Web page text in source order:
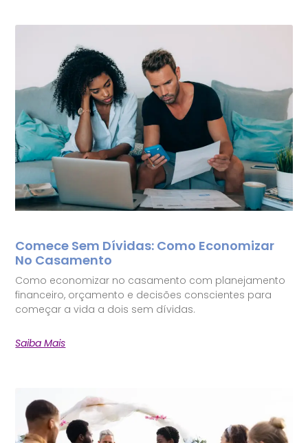
Comece Sem Dívidas: Como Economizar
No Casamento
Como economizar no casamento com planejamento
financeiro, orçamento e decisões conscientes para
começar a vida a dois sem dívidas.
Saiba Mais